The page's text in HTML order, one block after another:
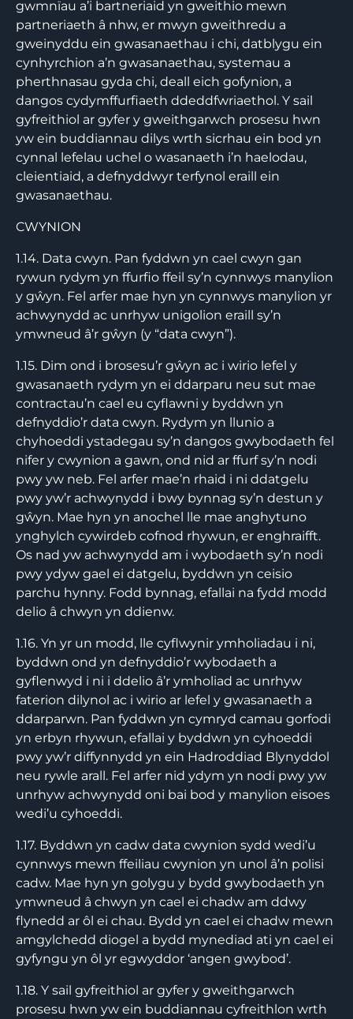
gwmnïau a’i bartneriaid yn gweithio mewn
partneriaeth â nhw, er mwyn gweithredu a
gweinyddu ein gwasanaethau i chi, datblygu ein
cynhyrchion a’n gwasanaethau, systemau a
pherthnasau gyda chi, deall eich gofynion, a
dangos cydymffurfiaeth ddeddfwriaethol. Y sail
gyfreithiol ar gyfer y gweithgarwch prosesu hwn
yw ein buddiannau dilys wrth sicrhau ein bod yn
cynnal lefelau uchel o wasanaeth i’n haelodau,
cleientiaid, a defnyddwyr terfynol eraill ein
gwasanaethau.
CWYNION
1.14. Data cwyn. Pan fyddwn yn cael cwyn gan
rywun rydym yn ffurfio ffeil sy’n cynnwys manylion
y gŵyn. Fel arfer mae hyn yn cynnwys manylion yr
achwynydd ac unrhyw unigolion eraill sy’n
ymwneud â’r gŵyn (y “data cwyn”).
1.15. Dim ond i brosesu’r gŵyn ac i wirio lefel y
gwasanaeth rydym yn ei ddarparu neu sut mae
contractau’n cael eu cyflawni y byddwn yn
defnyddio’r data cwyn. Rydym yn llunio a
chyhoeddi ystadegau sy’n dangos gwybodaeth fel
nifer y cwynion a gawn, ond nid ar ffurf sy’n nodi
pwy yw neb. Fel arfer mae’n rhaid i ni ddatgelu
pwy yw’r achwynydd i bwy bynnag sy’n destun y
gŵyn. Mae hyn yn anochel lle mae anghytuno
ynghylch cywirdeb cofnod rhywun, er enghraifft.
Os nad yw achwynydd am i wybodaeth sy’n nodi
pwy ydyw gael ei datgelu, byddwn yn ceisio
parchu hynny. Fodd bynnag, efallai na fydd modd
delio â chwyn yn ddienw.
1.16. Yn yr un modd, lle cyflwynir ymholiadau i ni,
byddwn ond yn defnyddio’r wybodaeth a
gyflenwyd i ni i ddelio â’r ymholiad ac unrhyw
faterion dilynol ac i wirio ar lefel y gwasanaeth a
ddarparwn. Pan fyddwn yn cymryd camau gorfodi
yn erbyn rhywun, efallai y byddwn yn cyhoeddi
pwy yw’r diffynnydd yn ein Hadroddiad Blynyddol
neu rywle arall. Fel arfer nid ydym yn nodi pwy yw
unrhyw achwynydd oni bai bod y manylion eisoes
wedi’u cyhoeddi.
1.17. Byddwn yn cadw data cwynion sydd wedi’u
cynnwys mewn ffeiliau cwynion yn unol â’n polisi
cadw. Mae hyn yn golygu y bydd gwybodaeth yn
ymwneud â chwyn yn cael ei chadw am ddwy
flynedd ar ôl ei chau. Bydd yn cael ei chadw mewn
amgylchedd diogel a bydd mynediad ati yn cael ei
gyfyngu yn ôl yr egwyddor ‘angen gwybod’.
1.18. Y sail gyfreithiol ar gyfer y gweithgarwch
prosesu hwn yw ein buddiannau cyfreithlon wrth